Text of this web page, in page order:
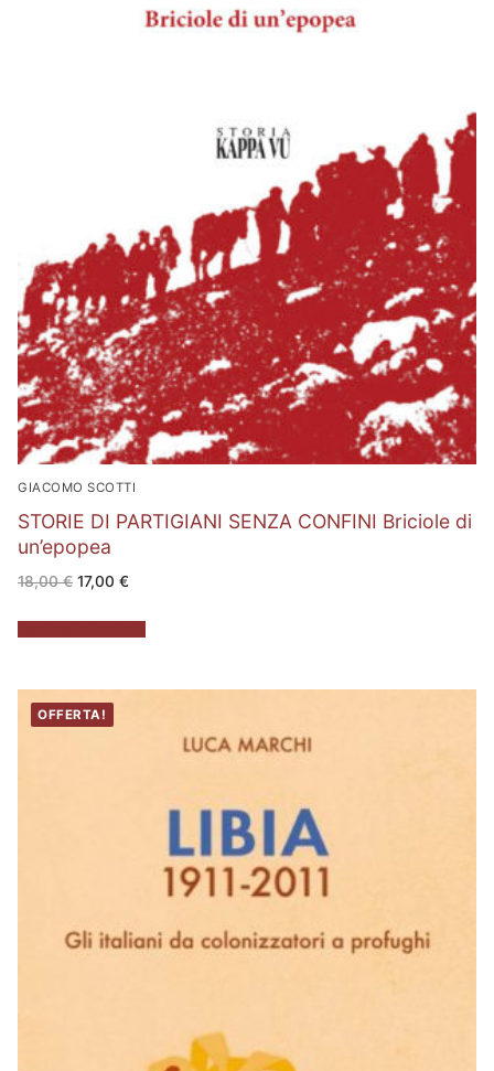
GIACOMO SCOTTI
STORIE DI PARTIGIANI SENZA CONFINI Briciole di
un’epopea
18,00€ Il
prezzo
era:
18,00 €.
17,00 €Il
è:
17,00 €.
OFFERTA!